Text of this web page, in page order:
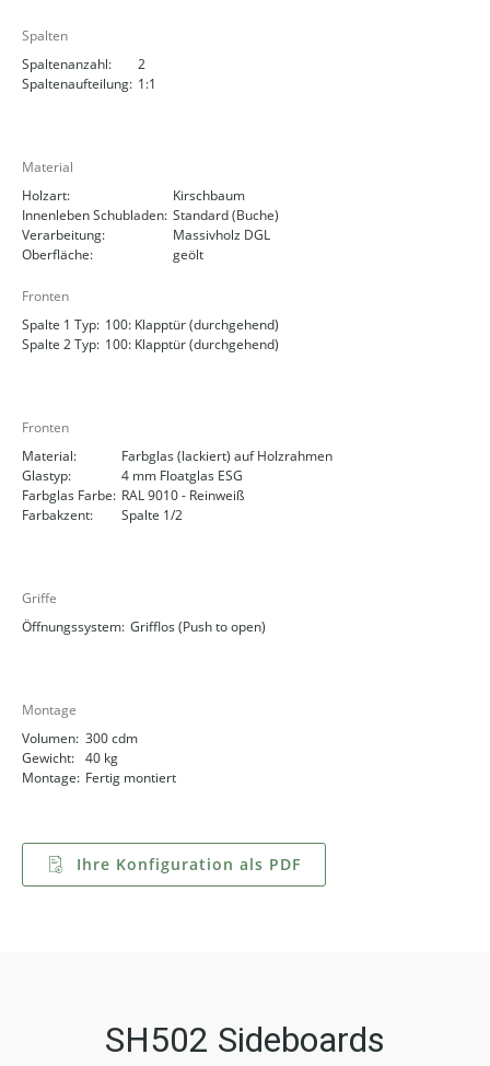
Spalten
Spaltenanzahl:
2
Spaltenaufteilung: 1:1
Material
Holzart:
Kirschbaum
Innenleben Schubladen: Standard (Buche)
Verarbeitung:
Massivholz DGL
Oberfläche:
geölt
Fronten
Spalte 1 Typ: 100: Klapptür (durchgehend)
Spalte 2 Typ: 100: Klapptür (durchgehend)
Fronten
Material:
Farbglas (lackiert) auf Holzrahmen
Glastyp:
4 mm Floatglas ESG
Farbglas Farbe: RAL 9010 - Reinweiß
Farbakzent:
Spalte 1/2
Griffe
Öffnungssystem: Grifflos (Push to open)
Montage
Volumen: 300 cdm
Gewicht: 40 kg
Montage: Fertig montiert
Ihre Konfiguration als PDF
SH502 Sideboards